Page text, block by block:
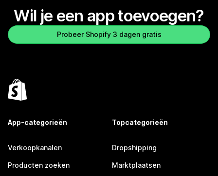
Wil je een app toevoegen?
Probeer Shopify 3 dagen gratis
App-categorieën
Verkoopkanalen
Producten zoeken
Topcategorieën
Dropshipping
Marktplaatsen